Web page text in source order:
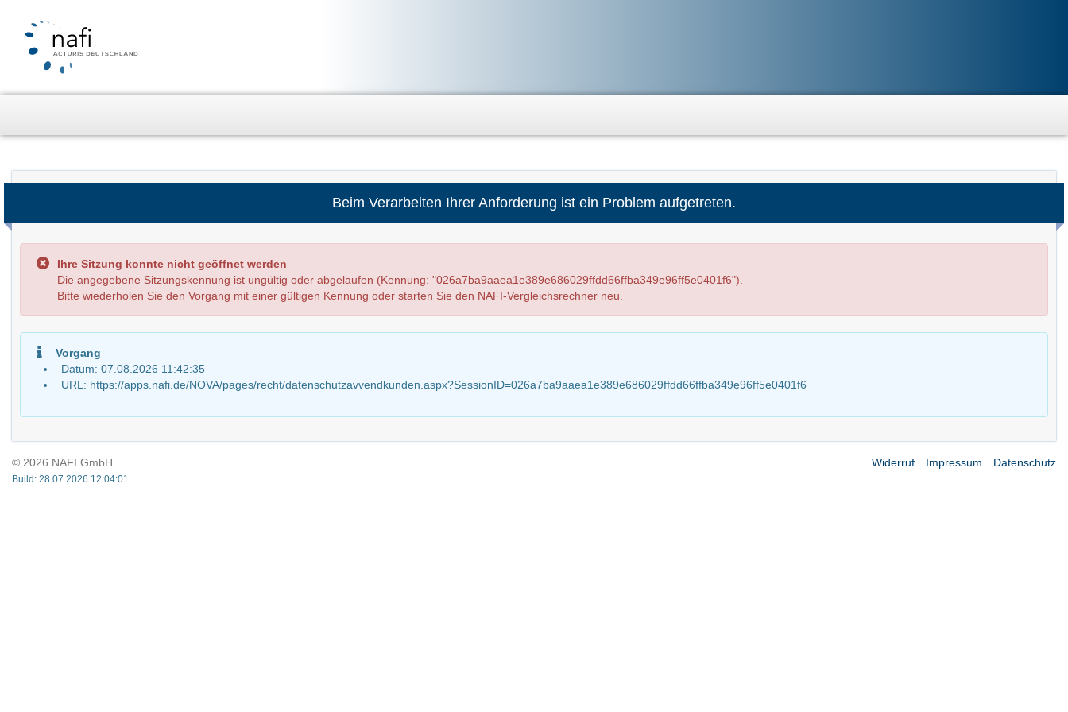
Beim Verarbeiten Ihrer Anforderung ist ein Problem aufgetreten.
Ihre Sitzung konnte nicht geöffnet werden
Die angegebene Sitzungskennung ist ungültig oder abgelaufen (Kennung: "026a7ba9aaea1e389e686029ffdd66ffba349e96ff5e0401f6").
Bitte wiederholen Sie den Vorgang mit einer gültigen Kennung oder starten Sie den NAFI-Vergleichsrechner neu.
Vorgang
Datum: 07.08.2026 11:42:35
URL: https://apps.nafi.de/NOVA/pages/recht/datenschutzavvendkunden.aspx?SessionID=026a7ba9aaea1e389e686029ffdd66ffba349e96ff5e0401f6
© 2026 NAFI GmbH
Build: 28.07.2026 12:04:01
Widerruf Impressum Datenschutz